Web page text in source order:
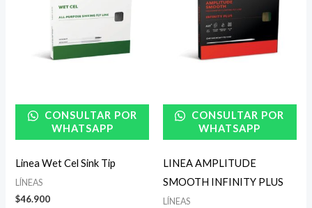
CONSULTAR POR
WHATSAPP
Linea Wet Cel Sink Tip
LÍNEAS
$46.900
CONSULTAR POR
WHATSAPP
LINEA AMPLITUDE
SMOOTH INFINITY PLUS
LÍNEAS